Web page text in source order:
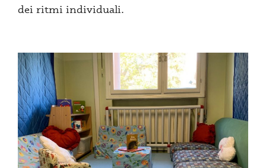
dei ritmi individuali.